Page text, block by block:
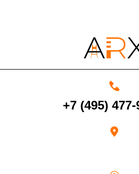
счет в течение 5-30 рабочих дней (срок
+7 (495) 477-